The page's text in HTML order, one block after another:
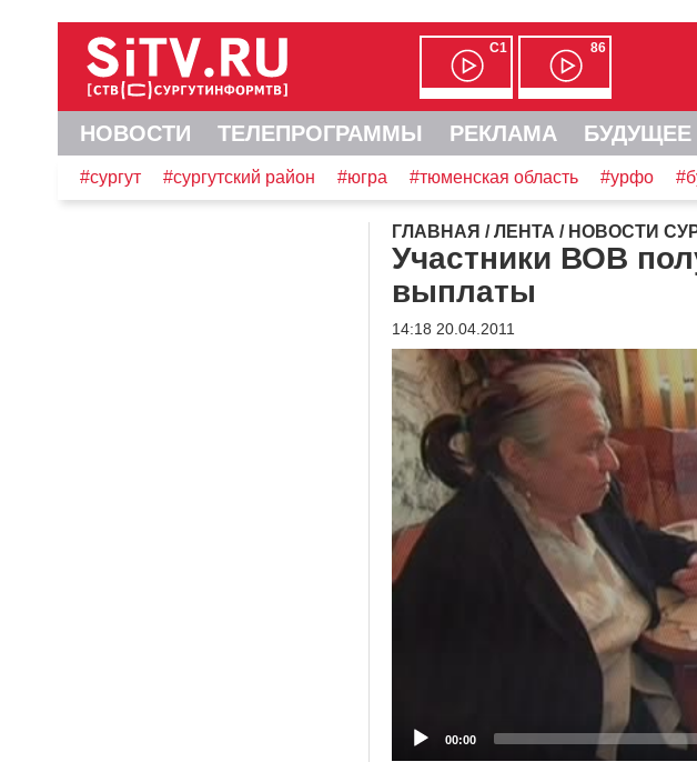
С1 86
НОВОСТИ ТЕЛЕПРОГРАММЫ РЕКЛАМА БУДУЩЕЕ
#сургут #сургутский район #югра #тюменская область #урфо
ГЛАВНАЯ /ЛЕНТА / НОВОСТИ
Участники ВОВ
выплаты
14:18 20.04.2011
Видеоплеер
00:00